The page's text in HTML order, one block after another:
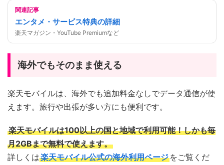
関連記事
エンタメ・サービス特典の詳細
楽天マガジン・YouTube Premiumなど
海外でもそのまま使える
楽天モバイルは、海外でも追加料金なしでデータ通信が使
えます。旅行や出張が多い方にも便利です。
楽天モバイルは100以上の国と地域で利用可能！しかも毎
月2GBまで無料で使えます。
詳しくは楽天モバイル公式の海外利用ページ をご覧くだ